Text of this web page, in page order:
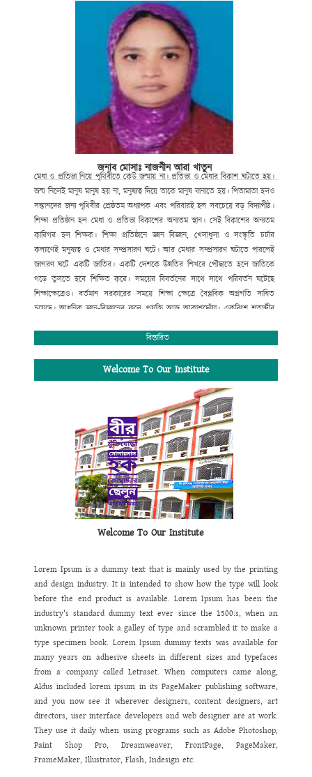
জনাব মোসাঃ নাজনীন আরা খাতুন
মেধাও প্রতিভা নিয়ে পৃথিবীতে কেউ জন্মায় না। প্রতিভা ও মেধার বিকাশ ঘটাতে হয়।
জন্ম নিলেই মানুষ মানুষ হয় না,মনুষ্যত্ব দিয়ে তাকে মানুষ বানাতে হয়। পিতামাতা হলও
সন্তানদের জন্য পৃথিবীর শ্রেষ্ঠতম অধ্যাপক এবং পরিবারই হল সবচেয়ে বড় বিদ্যাপীঠ।
শিক্ষা প্রতিষ্ঠান হল মেধা ও প্রতিভা বিকাশের অন্যতম স্থান। সেই বিকাশের অন্যতম
কারিগর হল শিক্ষক। শিক্ষা প্রতিষ্ঠানে জ্ঞান বিজ্ঞান, খেলাধুলা ও সংস্কৃতি চর্চার
কল্যাণেই মনুষ্যত্ব ও মেধার সম্প্রসারণ ঘটে। আর মেধার সম্প্রসারণ ঘটাতে পারলেই
জাগরণ ঘটে একটি জাতির। একটি দেশকে উন্নতির শিখরে পৌছাতে হলে জাতিকে
গড়ে তুলতে হবে শিক্ষিত করে। সময়ের বিবর্তনের সাথে সাথে পরিবর্তন ঘটেছে
শিক্ষাক্ষেত্রেও। বর্তমান সরকারের সময়ে শিক্ষা ক্ষেত্রে বৈপ্লবিক অগ্রগতি সাধিত
হয়েছে। আধুনিক জ্ঞান-বিজ্ঞানের ফলে প্রযুক্তি আজ আকাশছোঁয়া। একবিংশ শতাব্দীর
সর্বোচ্চ বিদ্যাপীঠ
প্রজেক্টর ও ল্যাপটপের মাধ্যমে শিক্ষার্থীদের
পদ্ধতিতে পাঠদান প্রক্রিয়া চালু করা হয়েছে। এছাড়া আধুনিক ডিজিটাল ল্যাব,বিজ্ঞান
খেলাধুলা ও সাহিত্য
পদ্ধতিতে ডিজিটাল হাজিরা চালু
শৃঙ্খলা নিশ্চিত করণে প্রতিষ্ঠানকে ক্লোজ সার্কিট ক্যামেরার
অনলাইন ব্যাংকিং সহ তথ্য প্রযুক্তির সর্বোচ্চ ব্যবহারে
চালু করা হয়েছে। এখন থেকে আমাদের ছাত্র/ছাত্রী,অভিভাবক
তাদের সকল তথ্য ঘরে বসেই ওয়েব সাইট থেকে পেয়ে
ওয়েবসাইটটিতে যে তথ্য ও উপাত্ত থাকবে তা অবাধ তথ্য পাওয়ার অধিকার
ফলে একদিকে আমরা ইনফরমেশন হাইওয়ে উঠতে সক্ষম
কাজে স্বচ্ছতা,গতিশীলতা,জবাবদিহিতা সেবার মান বৃদ্ধি পাবে
বিস্তারিত
Welcome To Our Institute
Welcome To Our Institute
Lorem Ipsum is a dummy text that is mainly used by the printing
and design industry. It is intended to show how the type will look
before the end product is available. Lorem Ipsum has been the
industry's standard dummy text ever since the 1500:s, when an
unknown printer took a galley of type and scrambled it to make a
type specimen book. Lorem Ipsum dummy texts was available for
many years on adhesive sheets in different sizes and typefaces
from a company called Letraset. When computers came along,
Aldus included lorem ipsum in its PageMaker publishing software,
and you now see it wherever designers, content designers, art
directors, user interface developers and web designer are at work.
They use it daily when using programs such as Adobe Photoshop,
Paint Shop Pro, Dreamweaver, FrontPage, PageMaker,
FrameMaker, Illustrator, Flash, Indesign etc.